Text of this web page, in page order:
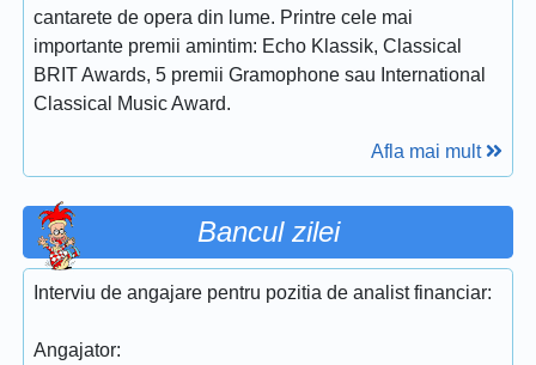
cantarete de opera din lume. Printre cele mai
importante premii amintim: Echo Klassik, Classical
BRIT Awards, 5 premii Gramophone sau International
Classical Music Award.
Afla mai mult
Bancul zilei
Interviu de angajare pentru pozitia de analist financiar:
Angajator: